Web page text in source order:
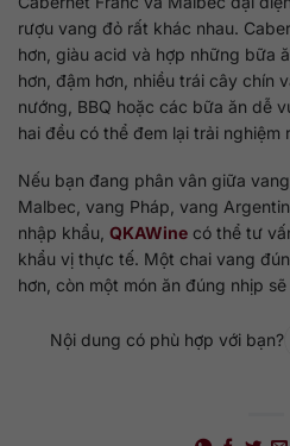
rượu vang đỏ rất khác nhau.
hơn, giàu acid và hợp những bữa
hơn, đậm hơn, nhiều trái cây chín
nướng, BBQ hoặc các bữa ăn dễ
hai đều có thể đem lại trải nghiệm
Nếu bạn đang phân vân giữa
Malbec, vang Pháp, vang
nhập khẩu, QKAWine có thể tư
khẩu vị thực tế. Một chai vang
hơn, còn một món ăn đúng nhịp
Nội dung có phù hợp với bạn?